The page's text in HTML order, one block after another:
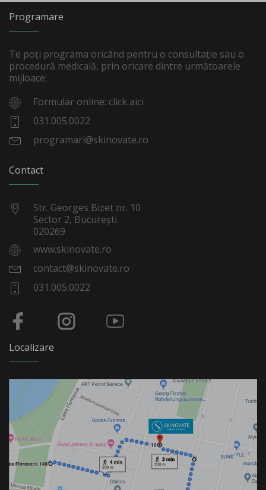
Programare
Te poți programa oricând pentru o consultație sau o
procedură medicală, prin oricare dintre următoarele
mijloace:
Formular online: click aici
031.005.0022
programari@skinovate.ro
Contact
Str. Georges Bizet nr. 10
Sector 2, București
020269
www.skinovate.ro
contact@skinovate.ro
031.005.0022
Localizare